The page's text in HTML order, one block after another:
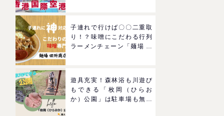
子連れで行けば〇〇二重取
り！？味噌にこだわる行列
ラーメンチェーン「麺場 田
遊具充実！森林浴も川遊び
もできる「枚岡（ひらお
か）公園」は駐車場も無料